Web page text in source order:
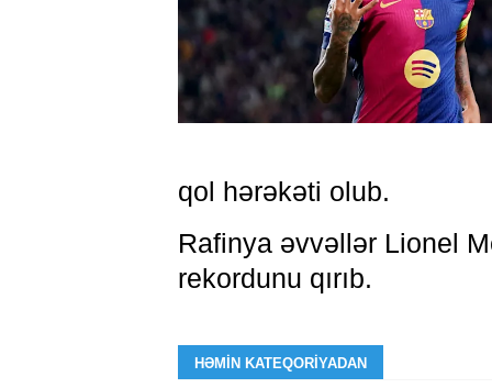
qol hərəkəti olub.
Rafinya əvvəllər Lionel
rekordunu qırıb.
HƏMIN KATEQORIYADAN